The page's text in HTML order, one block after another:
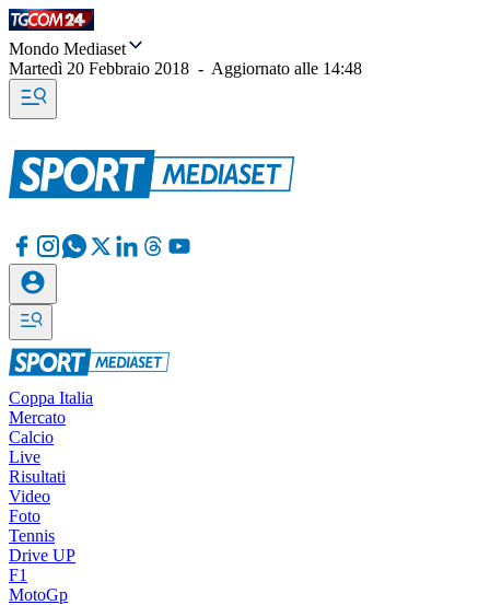
Mondo Mediaset
Martedì 20 Febbraio 2018 - Aggiornato alle 14:48
Coppa Italia
Mercato
Calcio
Live
Risultati
Video
Foto
Tennis
Drive UP
F1
MotoGp